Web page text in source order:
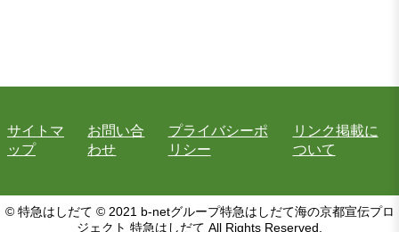
サイトマ
ップ
お問い合
わせ
プライバシーポ
リシー
リンク掲載に
ついて
© 特急はしだて © 2021 b-netグループ特急はしだて海の京都宣伝プロ
ジェクト 特急はしだて All Rights Reserved.